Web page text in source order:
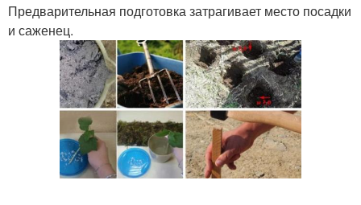
Предварительная подготовка затрагивает место посадки
и саженец.